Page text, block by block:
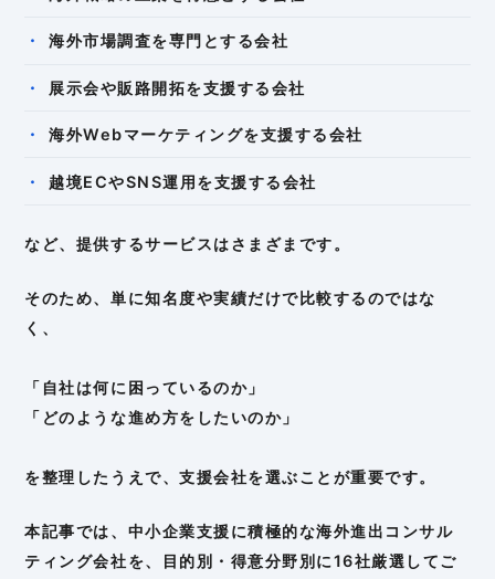
海外市場調査を専門とする会社
展示会や販路開拓を支援する会社
海外Webマーケティングを支援する会社
越境ECやSNS運用を支援する会社
など、提供するサービスはさまざまです。
そのため、単に知名度や実績だけで比較するのではな
く、
「自社は何に困っているのか」
「どのような進め方をしたいのか」
を整理したうえで、支援会社を選ぶことが重要です。
本記事では、中小企業支援に積極的な海外進出コンサル
ティング会社を、目的別・得意分野別に16社厳選してご